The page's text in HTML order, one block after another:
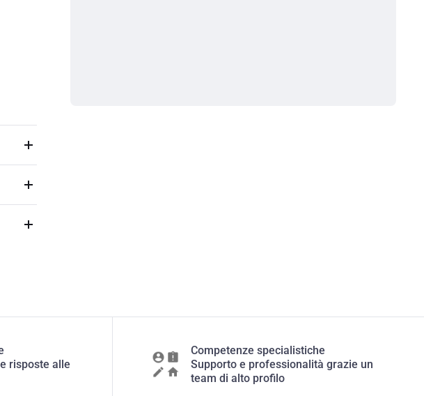
risposte alle
Competenze specialistiche
Supporto e professionalità grazie un
team di alto profilo